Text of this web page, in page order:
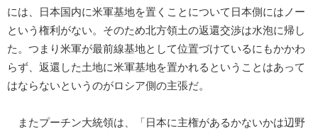
には、日本国内に米軍基地を置くことについて日本側にはノー
という権利がない。そのため北方領土の返還交渉は水泡に帰し
た。つまり米軍が最前線基地として位置づけているにもかかわ
らず、返還した土地に米軍基地を置かれるということはあって
はならないというのがロシア側の主張だ。
またプーチン大統領は、「日本に主権があるかないかは辺野